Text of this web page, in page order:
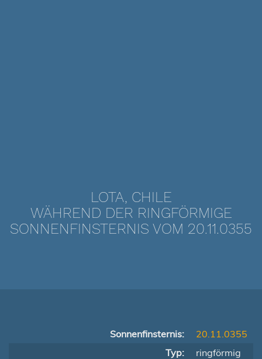
LOTA, CHILE
WÄHREND DER RINGFÖRMIGE
SONNENFINSTERNIS VOM 20.11.0355
Sonnenfinsternis:
20.11.0355
Typ:
ringförmig